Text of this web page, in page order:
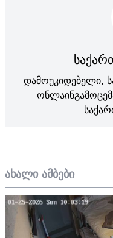
ახალი ამბები
დამოუკიდებელი,